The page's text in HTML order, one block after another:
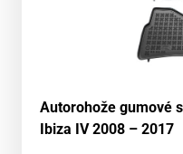
Autorohože gumové
Ibiza IV 2008 – 2017